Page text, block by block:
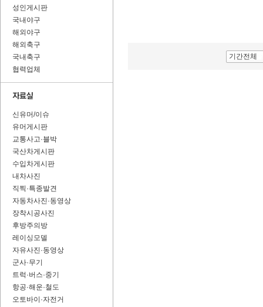
성인게시판
국내야구
해외야구
해외축구
국내축구
협력업체
신유머/이슈
유머게시판
교통사고·블박
국산차게시판
수입차게시판
내차사진
직찍·특종발견
자동차사진·동영상
장착시공사진
후방주의방
레이싱모델
자유사진·동영상
군사·무기
트럭·버스·중기
항공·해운·철도
오토바이·자전거
기간전체